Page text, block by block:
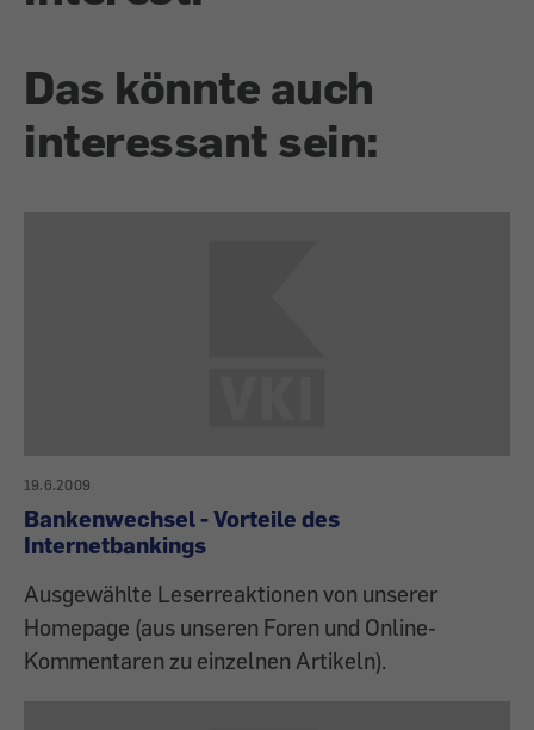
Das könnte auch
interessant sein:
19.6.2009
Bankenwechsel - Vorteile des
Internetbankings
Ausgewählte Leserreaktionen von unserer
Homepage (aus unseren Foren und Online-
Kommentaren zu einzelnen Artikeln).